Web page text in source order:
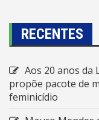
RECENTES
Aos 20 anos da
propõe pacote de
feminicídio